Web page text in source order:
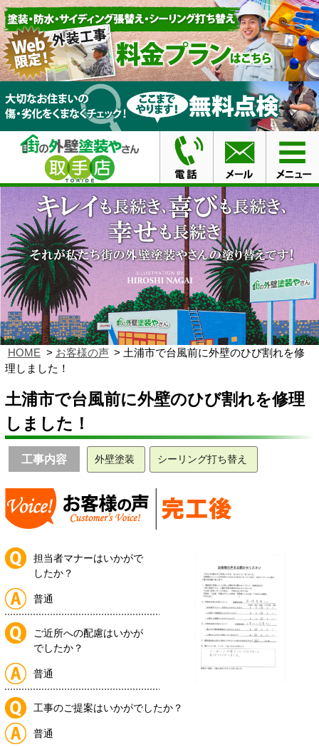
HOME お客様の声
土浦市で台風前に外壁のひび割れを修
理しました！
土浦市で台風前に外壁のひび割れを修理
しました！
工事内容 外壁塗装 シーリング打ち替え
担当者マナーはいかがで
したか？
普通
ご近所への配慮はいかが
でしたか？
普通
工事のご提案はいかがでしたか？
普通